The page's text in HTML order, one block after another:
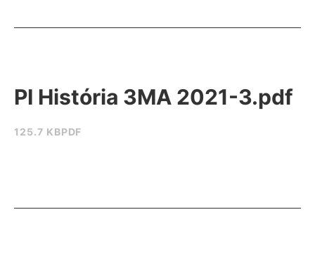
125.7 KBPDF
PI História 3MA 2021-3.pdf